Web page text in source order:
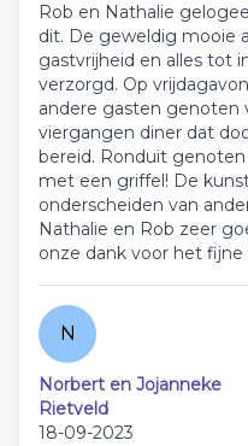
Rob en Nathalie
dit. De geweldig mooie
gastvrijheid en alles tot
verzorgd. Op
andere gasten genoten
viergangen diner dat
bereid. Ronduit
met een griffel! De
onderscheiden van
Nathalie en Rob zeer
onze dank voor het fijne
N
Norbert en Jojanneke
Rietveld
18-09-2023